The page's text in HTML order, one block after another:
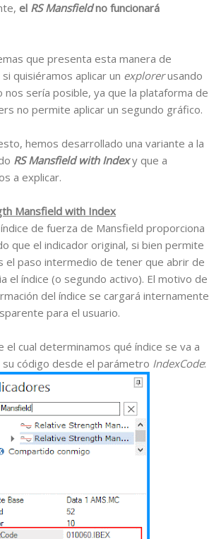
el RS Mansfieldno funcionará
que presenta esta manera de
quisiéramos aplicar un explorerusando
nos sería posible, ya que la plataforma de
no permite aplicar un segundo gráfico.
hemos desarrollado una variante a la
RS Mansfield with Indexy que a
a explicar.
Mansfield with Index
de fuerza de Mansfield proporciona
que el indicador original, si bien permite
el paso intermedio de tener que abrir de
el índice (o segundo activo). El motivo de
del índice se cargará internamente
para el usuario.
el cual determinamos qué índice se va a
su código desde el parámetro IndexCode: